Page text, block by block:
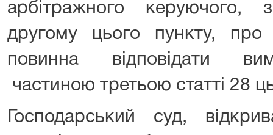
арбітражного керуючого,
другому цього пункту,
повинна відповідати
частиною третьою статті 28
Господарський суд,